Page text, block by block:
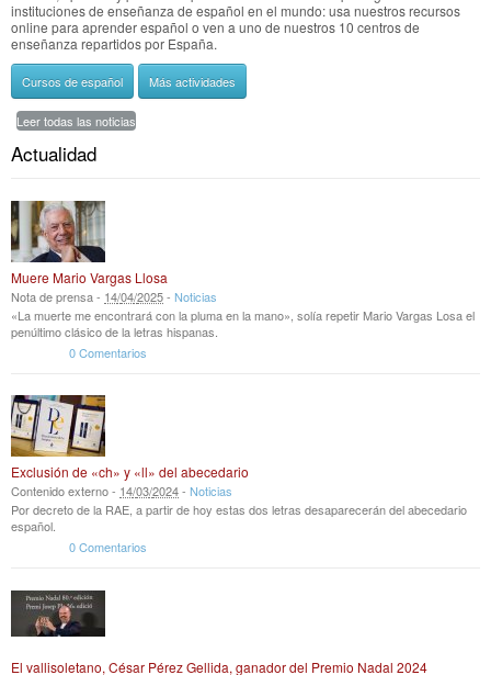
instituciones de enseñanza de español en el mundo: usa nuestros recursos
online para aprender español o ven a uno de nuestros 10 centros de
enseñanza repartidos por España.
Cursos de español Más actividades
Leer todas las noticias
Actualidad
Muere Mario Vargas Llosa
Nota de prensa - 14/04/2025- Noticias
«La muerte me encontrará con la pluma en la mano», solía repetir Mario Vargas Losa el
penúltimo clásico de la letras hispanas.
0 Comentarios
Exclusión de «ch» y «ll» del abecedario
Contenido externo - 14/03/2024- Noticias
Por decreto de la RAE, a partir de hoy estas dos letras desaparecerán del abecedario
español.
0 Comentarios
El vallisoletano, César Pérez Gellida, ganador del Premio Nadal 2024